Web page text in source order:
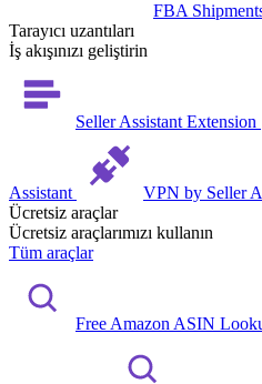
FBA
Tarayıcı uzantıları
İş akışınızı geliştirin
Seller Assistant Extension
Assistant
VPN by Seller
Ücretsiz araçlar
Ücretsiz araçlarımızı kullanın
Tüm araçlar
Free Amazon ASIN